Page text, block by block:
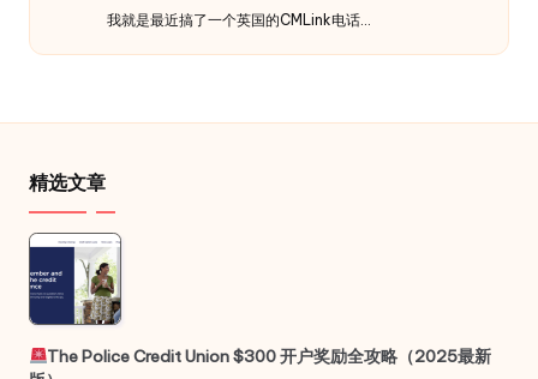
我就是最近搞了一个英国的CMLink电话…
精选文章
The Police Credit Union $300 开户奖励全攻略（2025最新